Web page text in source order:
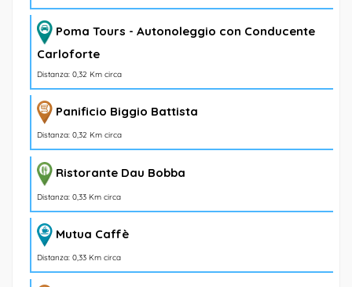
Poma Tours - Autonoleggio con Conducente
Carloforte
Distanza: 0,32 Km circa
Panificio Biggio Battista
Distanza: 0,32 Km circa
Ristorante Dau Bobba
Distanza: 0,33 Km circa
Mutua Caffè
Distanza: 0,33 Km circa